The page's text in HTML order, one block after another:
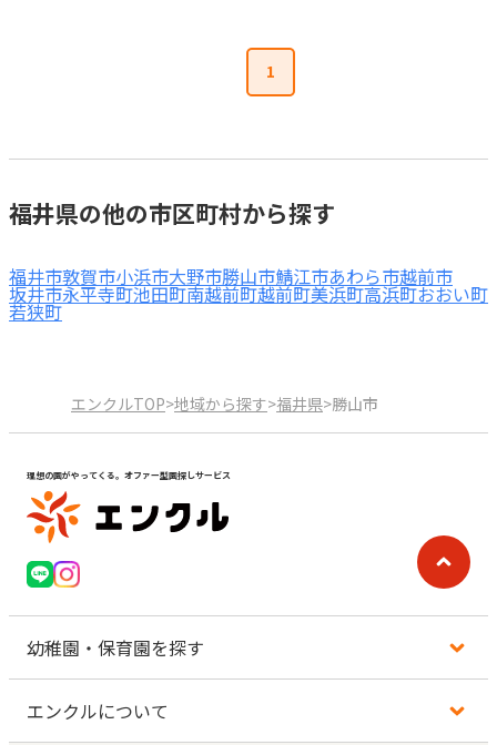
1
福井県の他の市区町村から探す
福井市敦賀市小浜市大野市勝山市鯖江市あわら市越前市
坂井市永平寺町池田町南越前町越前町美浜町高浜町おおい町
若狭町
エンクルTOP>地域から探す>福井県>勝山市
理想の園がやってくる。オファー型園探しサービス
幼稚園・保育園を探す
エンクルについて